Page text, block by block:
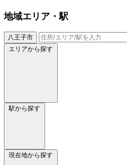
地域エリア・駅
八王子市
エリアから探す
駅から探す
現在地から探す